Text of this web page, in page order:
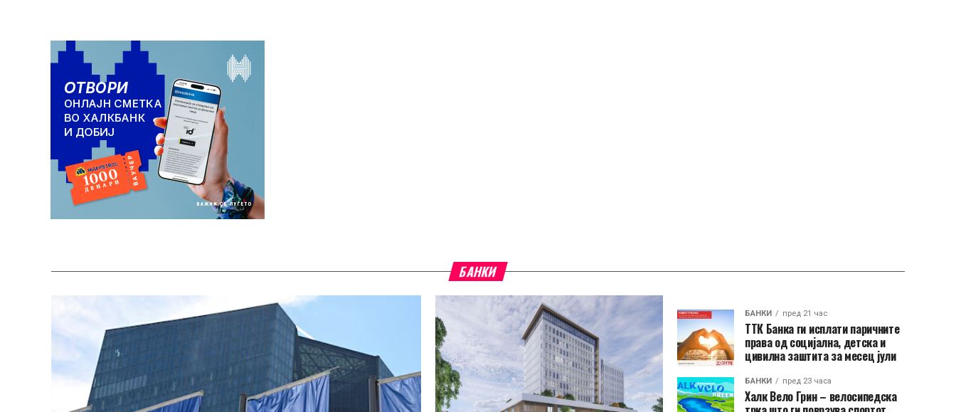
БАНКИ
БАНКИ пред 21 час
ТТК Банка ги исплати паричните
права од социјална, детска и
цивилна заштита за месец јули
БАНКИ пред 23 часа
Халк Вело Грин – велосипедска